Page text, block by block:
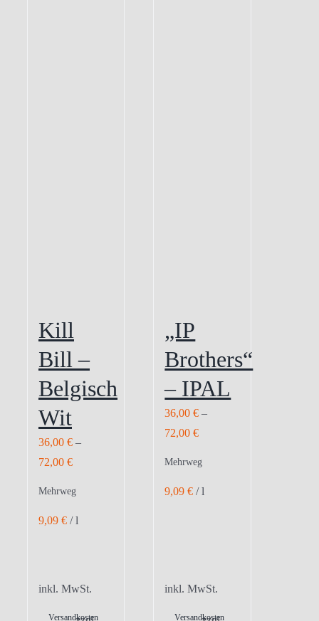
Kill
Bill –
Belgisch
Wit
36,00 € –
72,00 €
Mehrweg
9,09 € /l
inkl. MwSt.
Versandkosten
„IP
Brothers“
– IPAL
36,00€ –
72,00€
Mehrweg
9,09€ /l
inkl. MwSt.
Versandkosten